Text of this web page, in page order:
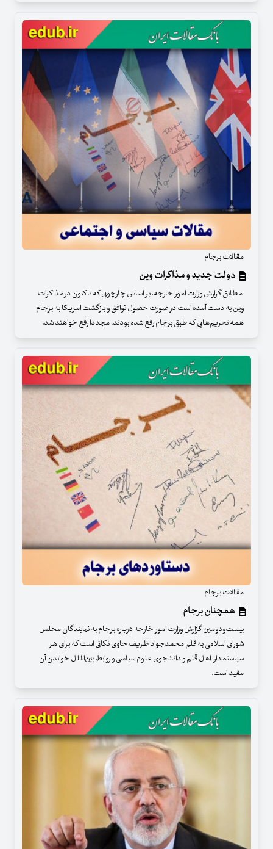
مقالات برجام
دولت جدید و مذاکرات وین
مطابق گزارش وزارت امور خارجه، بر اساس چارچوبی که تاکنون در مذاکرات
وین به دست آمده است در صورت حصول توافق و بازگشت امریکا به برجام
همه تحریم‌هایی که طبق برجام رفع شده بودند، مجددا رفع خواهند شد.
مقالات برجام
همچنان برجام
بیست‌ودومین گزارش وزارت امور خارجه درباره برجام به نمایندگان مجلس
شورای اسلامی به قلم محمدجواد ظریف حاوی نکاتی است که برای هر
سیاستمدار، اهل قلم و دانشجوی علوم سیاسی و روابط بین‌الملل خواندن آن
مفید است.